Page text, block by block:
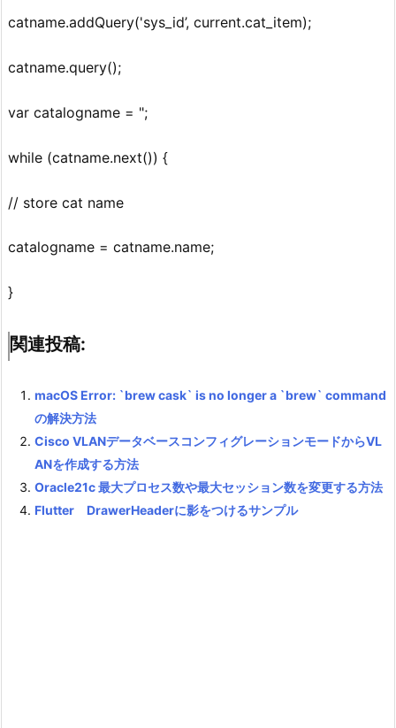
catname.addQuery('sys_id’, current.cat_item);
catname.query();
var catalogname = ";
while (catname.next()) {
// store cat name
catalogname = catname.name;
}
関連投稿:
macOS Error: `brew cask` is no longer a `brew` command
の解決方法
Cisco VLANデータベースコンフィグレーションモードからVL
ANを作成する方法
Oracle21c 最大プロセス数や最大セッション数を変更する方法
Flutter DrawerHeaderに影をつけるサンプル